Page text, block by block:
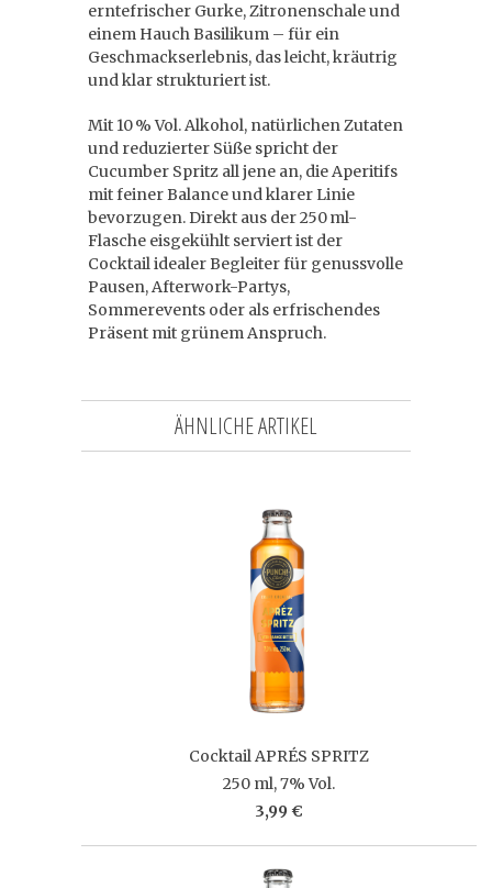
erntefrischer Gurke, Zitronenschale und
einem Hauch Basilikum – für ein
Geschmackserlebnis, das leicht, kräutrig
und klar strukturiert ist.
Mit 10 % Vol. Alkohol, natürlichen Zutaten
und reduzierter Süße spricht der
Cucumber Spritz all jene an, die Aperitifs
mit feiner Balance und klarer Linie
bevorzugen. Direkt aus der 250 ml-
Flasche eisgekühlt serviert ist der
Cocktail idealer Begleiter für genussvolle
Pausen, Afterwork-Partys,
Sommerevents oder als erfrischendes
Präsent mit grünem Anspruch.
ÄHNLICHE ARTIKEL
Cocktail APRÉS SPRITZ
250 ml, 7% Vol.
3,99 €